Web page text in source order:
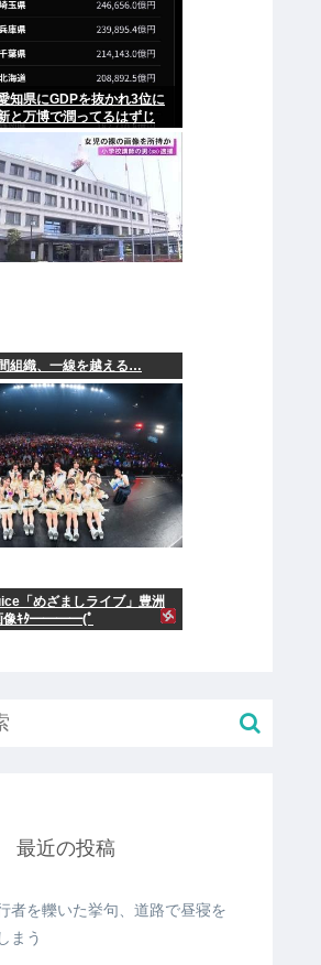
知県にGDPを抜かれ3位に
と万博で潤ってるはずじ
組織、一線を越える…
「めざましライブ」豊洲
像ｷﾀ━━━━(ﾟ
最近の投稿
者を轢いた挙句、道路で昼寝を
まう